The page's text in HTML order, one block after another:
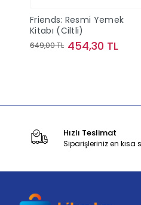
Friends: Resmi Yemek
Kitabı (Ciltli)
649,00 TL 454,30 TL
Hızlı Teslimat
Siparişleriniz en kısa